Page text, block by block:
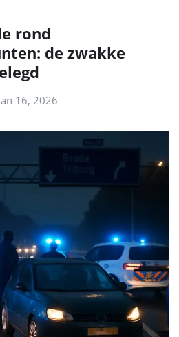
rond
de zwakke
16, 2026